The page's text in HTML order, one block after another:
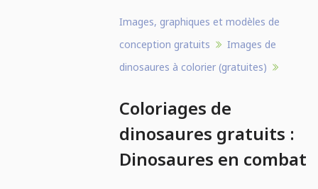
Images, graphiques et modèles de
conception gratuits
Images de
dinosaures à colorier (gratuites)
Coloriages de
dinosaures gratuits :
Dinosaures en combat